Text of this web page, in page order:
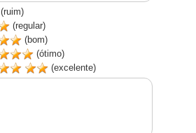
(ruim)
(regular)
(bom)
(ótimo)
(excelente)